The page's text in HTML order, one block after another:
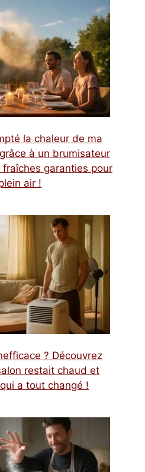
la chaleur de ma
à un brumisateur
fraîches garanties pour
air !
? Découvrez
restait chaud et
a tout changé !